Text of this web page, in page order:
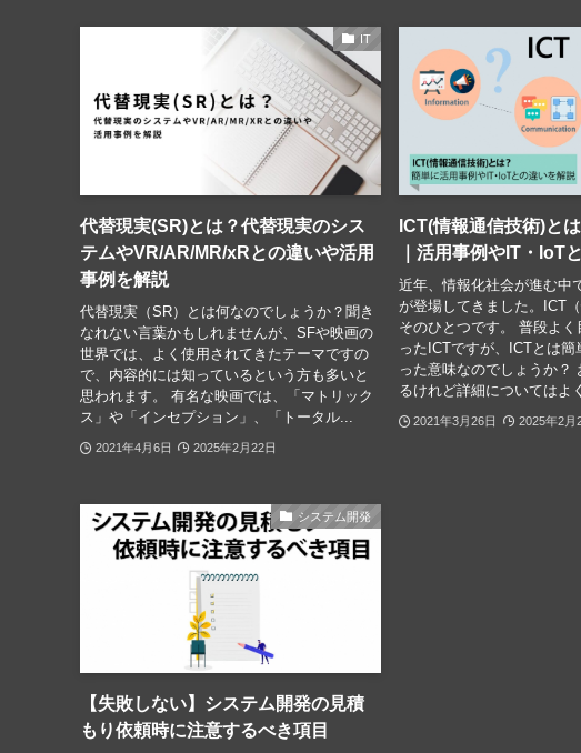
IT
代替現実(SR)とは？代替現実のシス
テムやVR/AR/MR/xRとの違いや活用
事例を解説
代替現実（SR）とは何なのでしょうか？聞き
なれない言葉かもしれませんが、SFや映画の
世界では、よく使用されてきたテーマですの
で、内容的には知っているという方も多いと
思われます。 有名な映画では、「マトリック
ス」や「インセプション」、「トータル...
2021年4月6日 2025年2月22日
ICT(情報通信技術)と
｜活用事例やIT・IoT
近年、情報化社会が進む中
が登場してきました。ICT
そのひとつです。 普段よ
ったICTですが、ICTとは
った意味なのでしょうか？
るけれど詳細についてはよ
2021年3月26日 2025年2月
システム開発
【失敗しない】システム開発の見積
もり依頼時に注意するべき項目